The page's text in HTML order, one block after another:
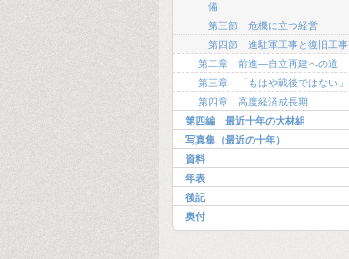
備
第三節 危機に立つ経営
第四節 進駐軍工事と復旧工事
第二章 前進―自立再建への道
第三章 「もはや戦後ではない」
第四章 高度経済成長期
第四編 最近十年の大林組
写真集（最近の十年）
資料
年表
後記
奥付